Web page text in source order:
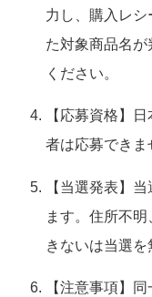
力し、購入レ
た対象商品名
ください。
【応募資格】
者は応募できま
【当選発表】
ます。住所不
きないは当選を
【注意事項】